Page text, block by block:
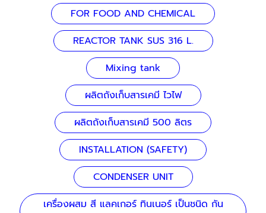
FOR FOOD AND CHEMICAL
REACTOR TANK SUS 316 L.
Mixing tank
ผลิตถังเก็บสารเคมี ไวไฟ
ผลิตถังเก็บสารเคมี 500 ลิตร
INSTALLATION (SAFETY)
CONDENSER UNIT
เครื่องผสม สี แลคเกอร์ ทินเนอร์ เป็นชนิด กัน